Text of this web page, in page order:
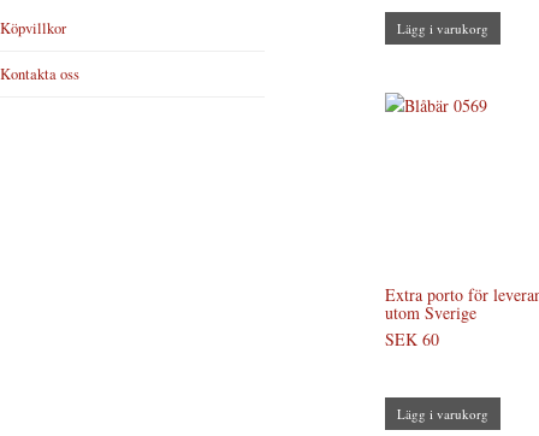
Lägg i varukorg
Extra porto för
utom Sverige
SEK 60
Lägg i varukorg
Köpvillkor
Kontakta oss